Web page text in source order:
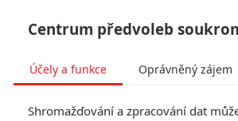
Centrum předvoleb
Účely a funkce Oprávněný zájem
Shromažďování a zpracování dat